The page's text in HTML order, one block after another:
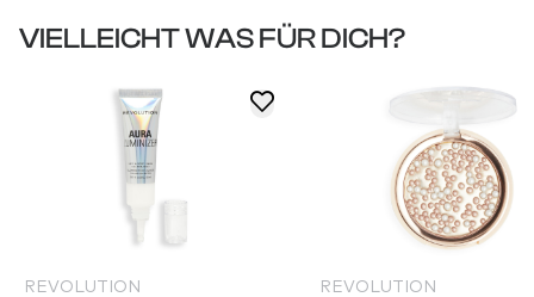
VIELLEICHT WAS FÜR DICH?
REVOLUTION REVOLUTION